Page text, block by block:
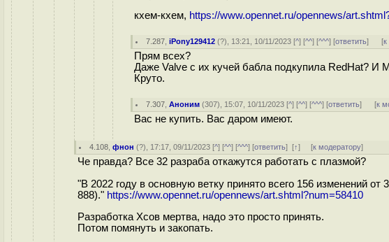
кхем-кхем, https://www.opennet.ru/opennews/
7.287 ,iPony129412 (?), 13:21, 10/11/2023 [^] [^^] [^^^] [ответить] [к
Прям всех?
Даже Valve с их кучей бабла подкупила RedHat? И
Круто.
7.307 ,Аноним (307), 15:07, 10/11/2023 [^] [^^] [^^^] [ответить] [к
Вас не купить. Вас даром имеют.
4.108 ,фнон (?), 17:17, 09/11/2023 [^] [^^] [^^^] [ответить][↑] [к модератору]
Че правда? Все 32 разраба откажутся работать с плазмой?
"В 2022 году в основную ветку принято всего 156 изменений
888)." https://www.opennet.ru/opennews/art.shtml?num=58410
Разработка Хсов мертва, надо это просто принять.
Потом помянуть и закопать.